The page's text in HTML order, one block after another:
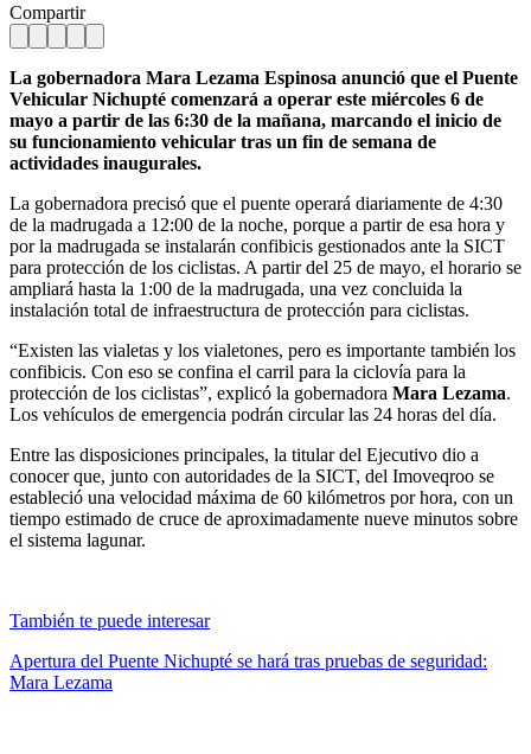
Compartir
La gobernadora Mara Lezama Espinosa anunció que el Puente
Vehicular Nichupté comenzará a operar este miércoles 6 de
mayo a partir de las 6:30 de la mañana, marcando el inicio de
su funcionamiento vehicular tras un fin de semana de
actividades inaugurales.
La gobernadora precisó que el puente operará diariamente de 4:30
de la madrugada a 12:00 de la noche, porque a partir de esa hora y
por la madrugada se instalarán confibicis gestionados ante la SICT
para protección de los ciclistas. A partir del 25 de mayo, el horario se
ampliará hasta la 1:00 de la madrugada, una vez concluida la
instalación total de infraestructura de protección para ciclistas.
“Existen las vialetas y los vialetones, pero es importante también los
confibicis. Con eso se confina el carril para la ciclovía para la
protección de los ciclistas”, explicó la gobernadora Mara Lezama.
Los vehículos de emergencia podrán circular las 24 horas del día.
Entre las disposiciones principales, la titular del Ejecutivo dio a
conocer que, junto con autoridades de la SICT, del Imoveqroo se
estableció una velocidad máxima de 60 kilómetros por hora, con un
tiempo estimado de cruce de aproximadamente nueve minutos sobre
el sistema lagunar.
También te puede interesar
Apertura del Puente Nichupté se hará tras pruebas de seguridad:
Mara Lezama